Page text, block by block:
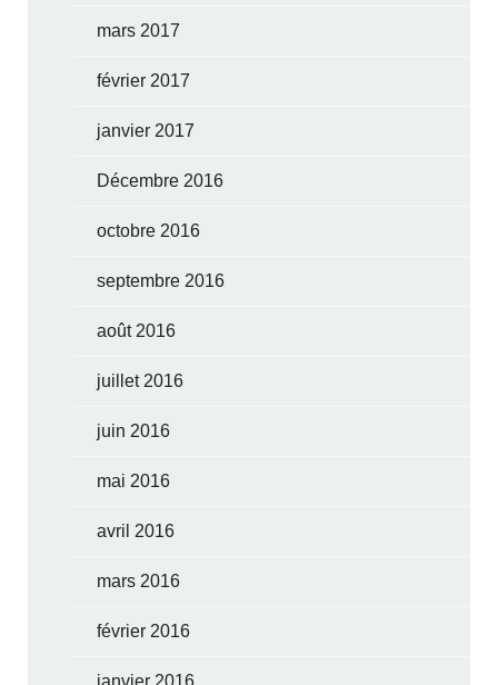
mars 2017
février 2017
janvier 2017
Décembre 2016
octobre 2016
septembre 2016
août 2016
juillet 2016
juin 2016
mai 2016
avril 2016
mars 2016
février 2016
janvier 2016